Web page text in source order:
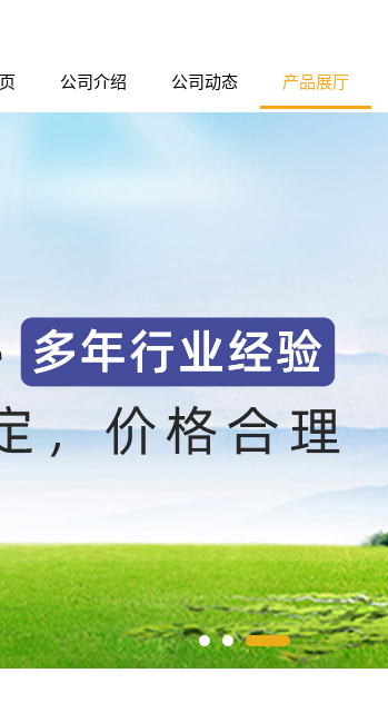
公司介绍 公司动态 产品展厅